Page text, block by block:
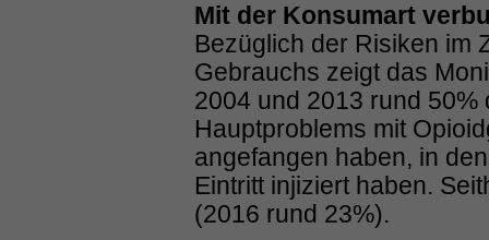
Mit der Konsumart
Bezüglich der Risiken im
Gebrauchs zeigt das
2004 und 2013 rund
Hauptproblems mit
angefangen haben, in
Eintritt injiziert haben.
(2016 rund 23%).